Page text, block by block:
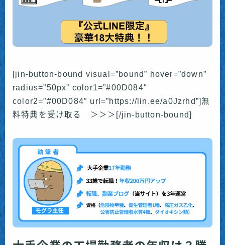
[jin-button-bound visual=”bound” hover=”down”
radius=”50px” color1=”#00D084″
color2=”#00D084″ url=”https://lin.ee/a0Jzrhd”]無
料特典を受け取る ＞＞＞[/jin-button-bound]